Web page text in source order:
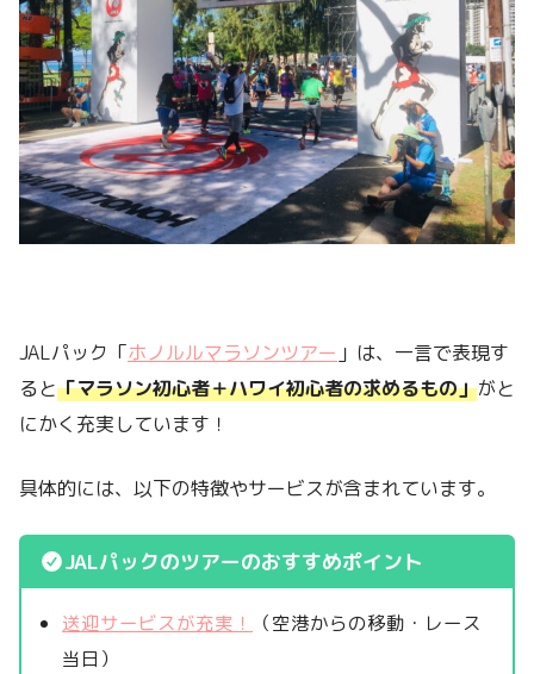
JALパック「ホノルルマラソンツアー 」は、一言で表現す
ると「マラソン初心者＋ハワイ初心者の求めるもの」がと
にかく充実しています！
具体的には、以下の特徴やサービスが含まれています。
JALパックのツアーのおすすめポイント
送迎サービスが充実！
（空港からの移動・レース
当日）